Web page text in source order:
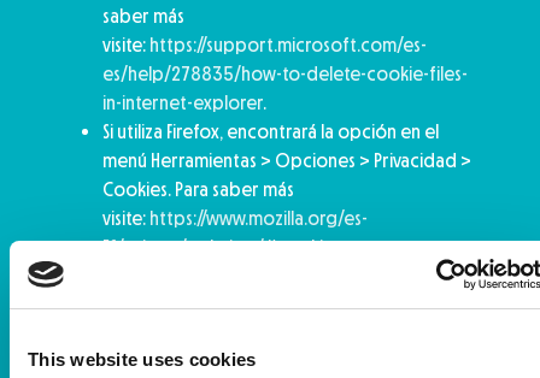
This website uses cookies
saber más
visite: https://support.microsoft.com/es-
es/help/278835/how-to-delete-cookie-files-
in-internet-explorer.
Si utiliza Firefox, encontrará la opción en el
menú Herramientas > Opciones > Privacidad >
Cookies. Para saber más
visite: https://www.mozilla.org/es-
ES/privacy/websites/#cookies
Si utiliza Chrome, en la sección de Opciones >
Opciones avanzadas > Privacidad. Para saber
hl=es